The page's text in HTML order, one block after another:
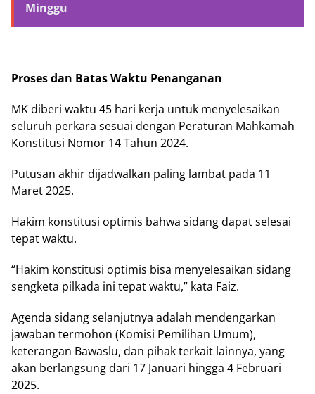
Minggu
Proses dan Batas Waktu Penanganan
MK diberi waktu 45 hari kerja untuk menyelesaikan
seluruh perkara sesuai dengan Peraturan Mahkamah
Konstitusi Nomor 14 Tahun 2024.
Putusan akhir dijadwalkan paling lambat pada 11
Maret 2025.
Hakim konstitusi optimis bahwa sidang dapat selesai
tepat waktu.
“Hakim konstitusi optimis bisa menyelesaikan sidang
sengketa pilkada ini tepat waktu,” kata Faiz.
Agenda sidang selanjutnya adalah mendengarkan
jawaban termohon (Komisi Pemilihan Umum),
keterangan Bawaslu, dan pihak terkait lainnya, yang
akan berlangsung dari 17 Januari hingga 4 Februari
2025.